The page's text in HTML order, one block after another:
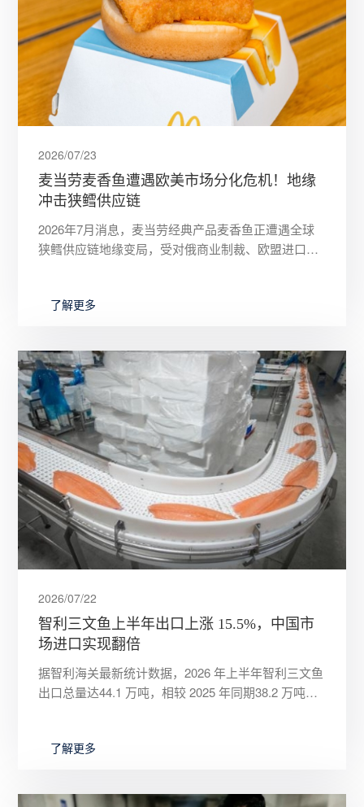
2026/07/23
麦当劳麦香鱼遭遇欧美市场分化危机！地缘
冲击狭鳕供应链
2026年7月消息，麦当劳经典产品麦香鱼正遭遇全球
狭鳕供应链地缘变局，受对俄商业制裁、欧盟进口新
了解更多
2026/07/22
智利三文鱼上半年出口上涨 15.5%，中国市
场进口实现翻倍
据智利海关最新统计数据，2026 年上半年智利三文鱼
出口总量达44.1 万吨，相较 2025 年同期38.2 万吨同
了解更多